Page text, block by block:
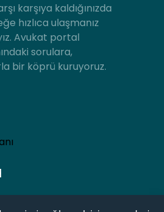
karşıya kaldığınızda
hızlıca ulaşmanız
Avukat portal
sorulara,
bir köprü kuruyoruz.